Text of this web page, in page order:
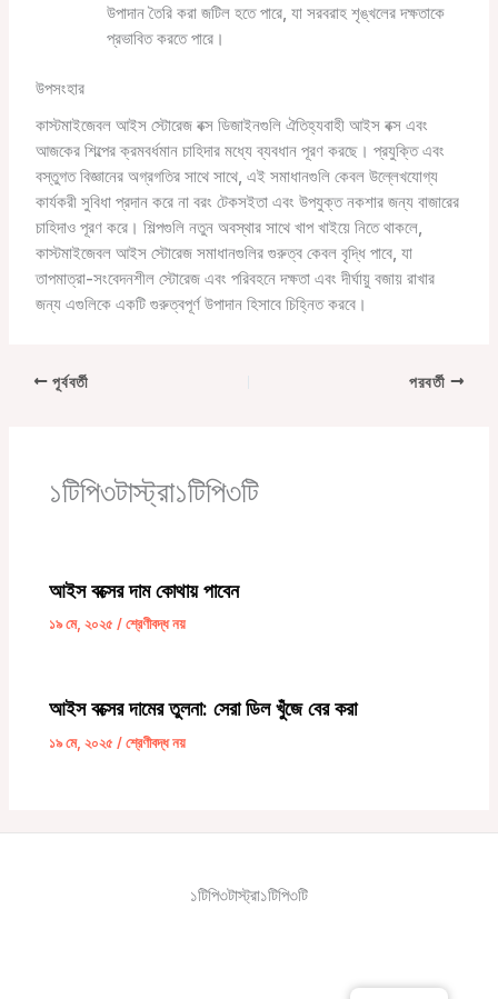
উপাদান তৈরি করা জটিল হতে পারে, যা সরবরাহ শৃঙ্খলের দক্ষতাকে
প্রভাবিত করতে পারে।
উপসংহার
কাস্টমাইজেবল আইস স্টোরেজ বক্স ডিজাইনগুলি ঐতিহ্যবাহী আইস বক্স এবং
আজকের শিল্পের ক্রমবর্ধমান চাহিদার মধ্যে ব্যবধান পূরণ করছে। প্রযুক্তি এবং
বস্তুগত বিজ্ঞানের অগ্রগতির সাথে সাথে, এই সমাধানগুলি কেবল উল্লেখযোগ্য
কার্যকরী সুবিধা প্রদান করে না বরং টেকসইতা এবং উপযুক্ত নকশার জন্য বাজারের
চাহিদাও পূরণ করে। শিল্পগুলি নতুন অবস্থার সাথে খাপ খাইয়ে নিতে থাকলে,
কাস্টমাইজেবল আইস স্টোরেজ সমাধানগুলির গুরুত্ব কেবল বৃদ্ধি পাবে, যা
তাপমাত্রা-সংবেদনশীল স্টোরেজ এবং পরিবহনে দক্ষতা এবং দীর্ঘায়ু বজায় রাখার
জন্য এগুলিকে একটি গুরুত্বপূর্ণ উপাদান হিসাবে চিহ্নিত করবে।
পূর্ববর্তী পরবর্তী
১টিপি৩টাস্ট্রা১টিপি৩টি
আইস বক্সের দাম কোথায় পাবেন
১৯ মে, ২০২৫/শ্রেণীবদ্ধ নয়
আইস বক্সের দামের তুলনা: সেরা ডিল খুঁজে বের করা
১৯ মে, ২০২৫ /শ্রেণীবদ্ধ নয়
১টিপি৩টাস্ট্রা১টিপি৩টি